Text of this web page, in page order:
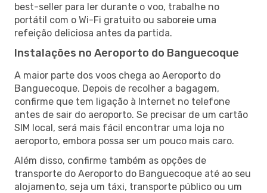
best-seller para ler durante o voo, trabalhe no
portátil com o Wi-Fi gratuito ou saboreie uma
refeição deliciosa antes da partida.
Instalações no Aeroporto do Banguecoque
A maior parte dos voos chega ao Aeroporto do
Banguecoque. Depois de recolher a bagagem,
confirme que tem ligação à Internet no telefone
antes de sair do aeroporto. Se precisar de um cartão
SIM local, será mais fácil encontrar uma loja no
aeroporto, embora possa ser um pouco mais caro.
Além disso, confirme também as opções de
transporte do Aeroporto do Banguecoque até ao seu
alojamento, seja um táxi, transporte público ou um